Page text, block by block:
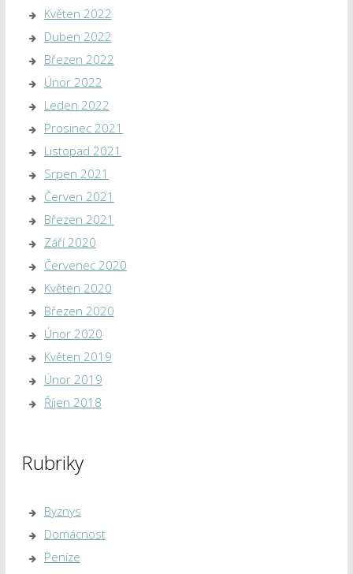
Květen 2022
Duben 2022
Březen 2022
Únor 2022
Leden 2022
Prosinec 2021
Listopad 2021
Srpen 2021
Červen 2021
Březen 2021
Září 2020
Červenec 2020
Květen 2020
Březen 2020
Únor 2020
Květen 2019
Únor 2019
Říjen 2018
Rubriky
Byznys
Domácnost
Peníze